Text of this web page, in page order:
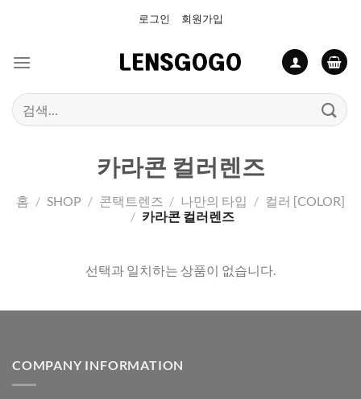
로그인 회원가입
검
색:
카라콘 컬러렌즈
홈 / SHOP / 콘택트렌즈 / 나만의 타입 / 컬러 [COLOR]
/ 카라콘 컬러렌즈
선택과 일치하는 상품이 없습니다.
COMPANY INFORMATION